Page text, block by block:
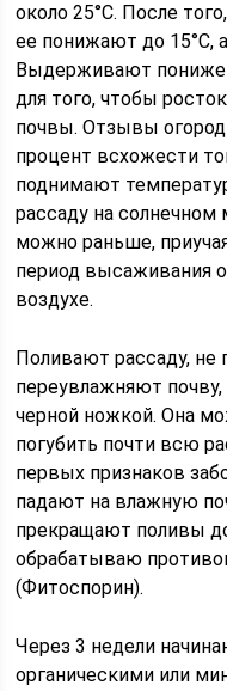
около 25°С. После
ее понижают до 15°С,
Выдерживают
для того, чтобы
почвы. Отзывы
процент всхожести
поднимают
рассаду на солнечном
можно раньше,
период высаживания
воздухе.
Поливают рассаду, не
переувлажняют почву,
черной ножкой. Она
погубить почти всю
первых признаков
падают на влажную
прекращают поливы
обрабатываю
(Фитоспорин).
Через 3 недели
органическими или